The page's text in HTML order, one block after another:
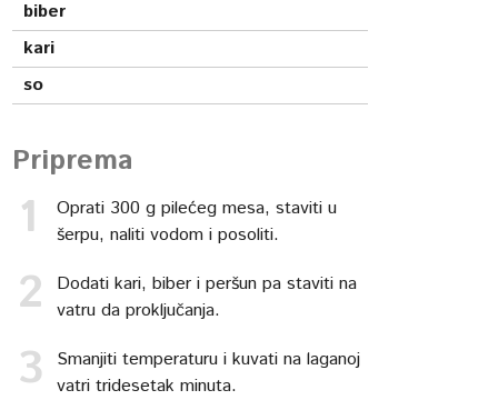
biber
kari
so
Priprema
Oprati 300 g pilećeg mesa, staviti u
šerpu, naliti vodom i posoliti.
Dodati kari, biber i peršun pa staviti na
vatru da proključanja.
Smanjiti temperaturu i kuvati na laganoj
vatri tridesetak minuta.